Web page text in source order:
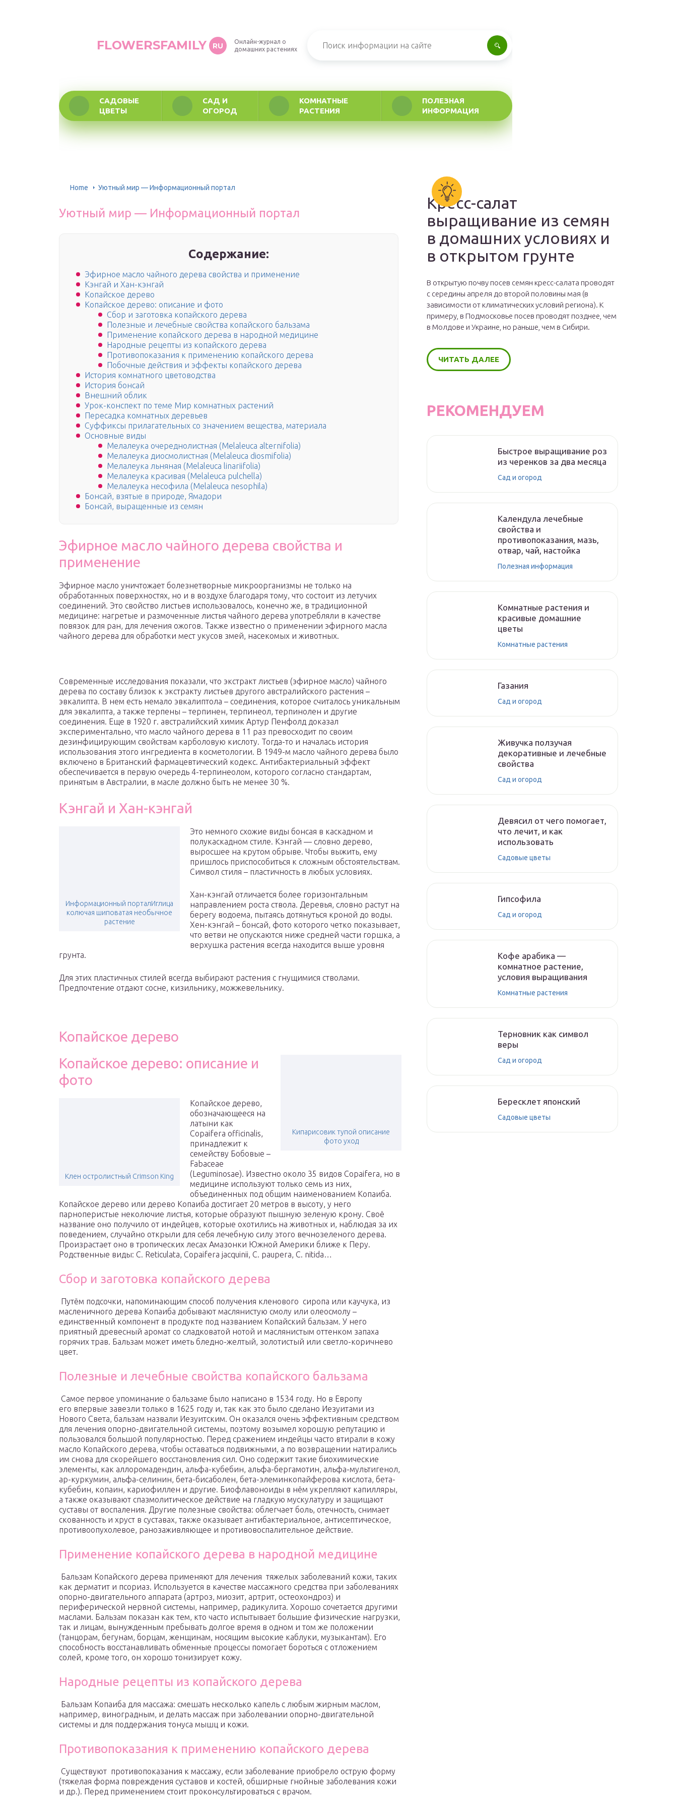
FLOWERSFAMILY RU
Онлайн-журнал о
домашних растениях
САДОВЫЕ
ЦВЕТЫ
САД И
ОГОРОД
КОМНАТНЫЕ
РАСТЕНИЯ
ПОЛЕЗНАЯ
ИНФОРМАЦИЯ
Home Уютный мир — Информационный портал
Уютный мир — Информационный портал
Содержание:
Эфирное масло чайного дерева свойства и применение
Кэнгай и Хан-кэнгай
Копайское дерево
Копайское дерево: описание и фото
Сбор и заготовка копайского дерева
Полезные и лечебные свойства копайского бальзама
Применение копайского дерева в народной медицине
Народные рецепты из копайского дерева
Противопоказания к применению копайского дерева
Побочные действия и эффекты копайского дерева
История комнатного цветоводства
История бонсай
Внешний облик
Урок-конспект по теме Мир комнатных растений
Пересадка комнатных деревьев
Суффиксы прилагательных со значением вещества, материала
Основные виды
Мелалеука очереднолистная (Melaleuca alternifolia)
Мелалеука диосмолистная (Melaleuca diosmifolia)
Мелалеука льняная (Melaleuca linariifolia)
Мелалеука красивая (Melaleuca pulchella)
Мелалеука несофила (Melaleuca nesophila)
Бонсай, взятые в природе, Ямадори
Бонсай, выращенные из семян
Эфирное масло чайного дерева свойства и
применение
Эфирное масло уничтожает болезнетворные микроорганизмы не только на
обработанных поверхностях, но и в воздухе благодаря тому, что состоит из летучих
соединений. Это свойство листьев использовалось, конечно же, в традиционной
медицине: нагретые и размоченные листья чайного дерева употребляли в качестве
повязок для ран, для лечения ожогов. Также известно о применении эфирного масла
чайного дерева для обработки мест укусов змей, насекомых и животных.
Современные исследования показали, что экстракт листьев (эфирное масло) чайного
дерева по составу близок к экстракту листьев другого австралийского растения –
эвкалипта. В нем есть немало эвкалиптола – соединения, которое считалось уникальным
для эвкалипта, а также терпены – терпинен, терпинеол, терпинолен и другие
соединения. Еще в 1920 г. австралийский химик Артур Пенфолд доказал
экспериментально, что масло чайного дерева в 11 раз превосходит по своим
дезинфицирующим свойствам карболовую кислоту. Тогда-то и началась история
использования этого ингредиента в косметологии. В 1949-м масло чайного дерева было
включено в Британский фармацевтический кодекс. Антибактериальный эффект
обеспечивается в первую очередь 4-терпинеолом, которого согласно стандартам,
принятым в Австралии, в масле должно быть не менее 30 %.
Кэнгай и Хан-кэнгай
Информационный порталИглица
колючая шиповатая необычное
растение
Это немного схожие виды бонсая в каскадном и
полукаскадном стиле. Кэнгай — словно дерево,
выросшее на крутом обрыве. Чтобы выжить, ему
пришлось приспособиться к сложным обстоятельствам.
Символ стиля – пластичность в любых условиях.
Хан-кэнгай отличается более горизонтальным
направлением роста ствола. Деревья, словно растут на
берегу водоема, пытаясь дотянуться кроной до воды.
Хен-кэнгай – бонсай, фото которого четко показывает,
что ветви не опускаются ниже средней части горшка, а
верхушка растения всегда находится выше уровня
грунта.
Для этих пластичных стилей всегда выбирают растения с гнущимися стволами.
Предпочтение отдают сосне, кизильнику, можжевельнику.
Копайское дерево
Кипарисовик тупой описание
фото уход
Копайское дерево: описание и
фото
Клен остролистный Crimson King
Копайское дерево,
обозначающееся на
латыни как
Copaifera officinalis,
принадлежит к
семейству Бобовые –
Fabaceae
(Leguminosae). Известно около 35 видов Copaifera, но в
медицине используют только семь из них,
объединенных под общим наименованием Копаиба.
Копайское дерево или дерево Копаиба достигает 20 метров в высоту, у него
парноперистые неколючие листья, которые образуют пышную зеленую крону. Своё
название оно получило от индейцев, которые охотились на животных и, наблюдая за их
поведением, случайно открыли для себя лечебную силу этого вечнозеленого дерева.
Произрастает оно в тропических лесах Амазонки Южной Америки ближе к Перу.
Родственные виды: C. Reticulata, Copaifera jacquinii, C. paupera, C. nitida…
Сбор и заготовка копайского дерева
Путём подсочки, напоминающим способ получения кленового сиропа или каучука, из
масленичного дерева Копаиба добывают маслянистую смолу или олеосмолу –
единственный компонент в продукте под названием Копайский бальзам. У него
приятный древесный аромат со сладковатой нотой и маслянистым оттенком запаха
горячих трав. Бальзам может иметь бледно-желтый, золотистый или светло-коричнево
цвет.
Полезные и лечебные свойства копайского бальзама
Самое первое упоминание о бальзаме было написано в 1534 году. Но в Европу
его впервые завезли только в 1625 году и, так как это было сделано Иезуитами из
Нового Света, бальзам назвали Иезуитским. Он оказался очень эффективным средством
для лечения опорно-двигательной системы, поэтому возымел хорошую репутацию и
пользовался большой популярностью. Перед сражением индейцы часто втирали в кожу
масло Копайского дерева, чтобы оставаться подвижными, а по возвращении натирались
им снова для скорейшего восстановления сил. Оно содержит такие биохимические
элементы, как аллоромадендин, альфа-кубебин, альфа-бергамотин, альфа-мультигенол,
ар-куркумин, альфа-селинин, бета-бисаболен, бета-элеминкопайферова кислота, бета-
кубебин, копаин, кариофиллен и другие. Биофлавоноиды в нём укрепляют капилляры,
а также оказывают спазмолитическое действие на гладкую мускулатуру и защищают
суставы от воспаления. Другие полезные свойства: облегчает боль, отечность, снимает
скованность и хруст в суставах, также оказывает антибактериальное, антисептическое,
противоопухолевое, ранозаживляющее и противовоспалительное действие.
Применение копайского дерева в народной медицине
Бальзам Копайского дерева применяют для лечения тяжелых заболеваний кожи, таких
как дерматит и псориаз. Используется в качестве массажного средства при заболеваниях
опорно-двигательного аппарата (артроз, миозит, артрит, остеохондроз) и
периферической нервной системы, например, радикулита. Хорошо сочетается другими
маслами. Бальзам показан как тем, кто часто испытывает большие физические нагрузки,
так и лицам, вынужденным пребывать долгое время в одном и том же положении
(танцорам, бегунам, борцам, женщинам, носящим высокие каблуки, музыкантам). Его
способность восстанавливать обменные процессы помогает бороться с отложением
солей, кроме того, он хорошо тонизирует кожу.
Народные рецепты из копайского дерева
Бальзам Копаиба для массажа: смешать несколько капель с любым жирным маслом,
например, виноградным, и делать массаж при заболевании опорно-двигательной
системы и для поддержания тонуса мышц и кожи.
Противопоказания к применению копайского дерева
Существуют противопоказания к массажу, если заболевание приобрело острую форму
(тяжелая форма повреждения суставов и костей, обширные гнойные заболевания кожи
и др.). Перед применением стоит проконсультироваться с врачом.
Кресс-салат
выращивание из семян
в домашних условиях и
в открытом грунте
В открытую почву посев семян кресс-салата проводят
с середины апреля до второй половины мая (в
зависимости от климатических условий региона). К
примеру, в Подмосковье посев проводят позднее, чем
в Молдове и Украине, но раньше, чем в Сибири.
ЧИТАТЬ ДАЛЕЕ
РЕКОМЕНДУЕМ
Быстрое выращивание роз
из черенков за два месяца
Сад и огород
Календула лечебные
свойства и
противопоказания, мазь,
отвар, чай, настойка
Полезная информация
Комнатные растения и
красивые домашние
цветы
Комнатные растения
Газания
Сад и огород
Живучка ползучая
декоративные и лечебные
свойства
Сад и огород
Девясил от чего помогает,
что лечит, и как
использовать
Садовые цветы
Гипсофила
Сад и огород
Кофе арабика —
комнатное растение,
условия выращивания
Комнатные растения
Терновник как символ
веры
Сад и огород
Бересклет японский
Садовые цветы